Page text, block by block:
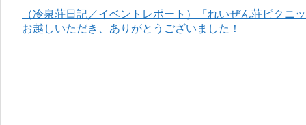
（冷泉荘日記／イベントレポート）「れいぜん荘ピクニ
お越しいただき、ありがとうございました！